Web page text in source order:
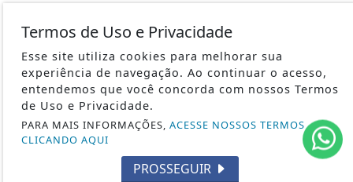
AGÊNCIA DINO
GERAL
DIREITOS HUMANOS
NOTÍCIAS DE PIRIPIRI E REGIÃO
Termos de Uso e Privacidade
Esse site utiliza cookies para melhorar sua
experiência de navegação. Ao continuar o acesso,
entendemos que você concorda com nossos Termos
de Uso e Privacidade.
PARA MAIS INFORMAÇÕES, ACESSE NOSSOS TERMOS
CLICANDO AQUI
PROSSEGUIR